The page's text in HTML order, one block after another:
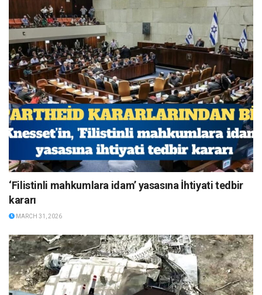
‘Filistinli mahkumlara idam’ yasasına İhtiyati tedbir
kararı
MARCH 31, 2026